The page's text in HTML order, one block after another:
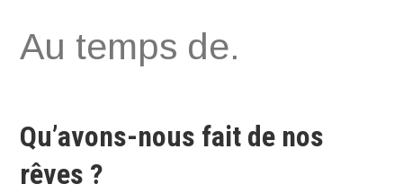
au
Au temps de.
Qu’avons-nous fait de nos
rêves ?